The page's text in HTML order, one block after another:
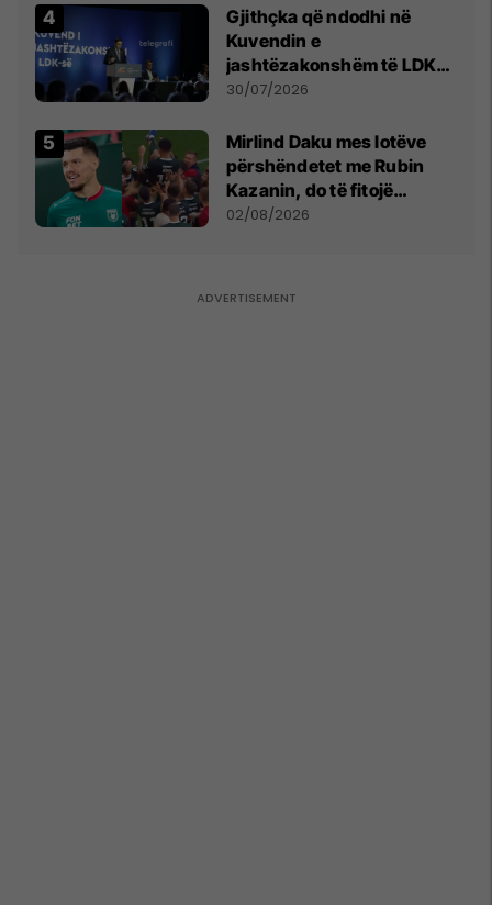
Gjithçka që ndodhi në
Kuvendin e
jashtëzakonshëm të LDK-
së
30/07/2026
Mirlind Daku mes lotëve
përshëndetet me Rubin
Kazanin, do të fitojë
miliona te Spartak Moska
02/08/2026